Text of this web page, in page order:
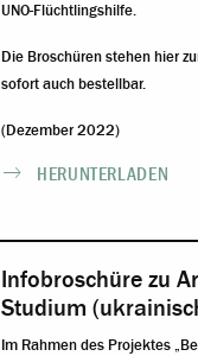
UNO-Flüchtlingshilfe.
Die Broschüren stehen hier
sofort auch bestellbar.
(Dezember 2022)
HERUNTERLADEN
Infobroschüre zu
Studium
Im Rahmen des Projektes